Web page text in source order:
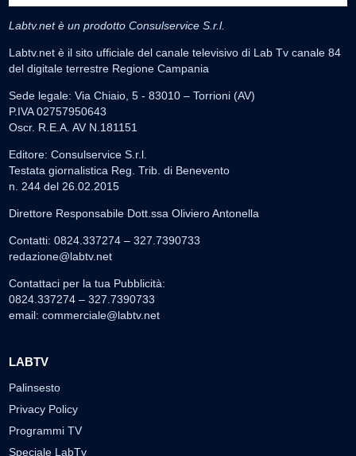
Labtv.net è un prodotto Consulservice S.r.l.
Labtv.net è il sito ufficiale del canale televisivo di Lab Tv canale 84
del digitale terrestre Regione Campania
Sede legale: Via Chiaio, 5 - 83010 – Torrioni (AV)
P.IVA 02757950643
Oscr. R.E.A. AV N.181151
Editore: Consulservice S.r.l.
Testata giornalistica Reg. Trib. di Benevento
n. 244 del 26.02.2015
Direttore Responsabile Dott.ssa Oliviero Antonella
Contatti: 0824.337274 – 327.7390733
redazione@labtv.net
Contattaci per la tua Pubblicità:
0824.337274 – 327.7390733
email: commerciale@labtv.net
LABTV
Palinsesto
Privacy Policy
Programmi TV
Speciale LabTv